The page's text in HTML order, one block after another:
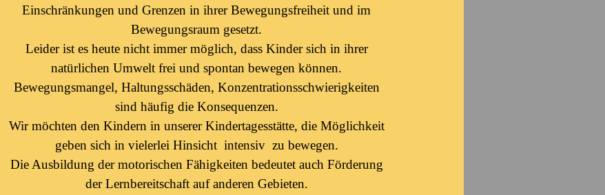
Einschränkungen und Grenzen in ihrer Bewegungsfreiheit und im
Bewegungsraum gesetzt.
Leider ist es heute nicht immer möglich, dass Kinder sich in ihrer
natürlichen Umwelt frei und spontan bewegen können.
Bewegungsmangel, Haltungsschäden, Konzentrationsschwierigkeiten
sind häufig die Konsequenzen.
Wir möchten den Kindern in unserer Kindertagesstätte, die Möglichkeit
geben sich in vielerlei Hinsicht intensiv zu bewegen.
Die Ausbildung der motorischen Fähigkeiten bedeutet auch Förderung
der Lernbereitschaft auf anderen Gebieten.